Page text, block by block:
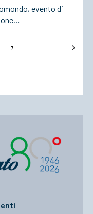
evento di
7